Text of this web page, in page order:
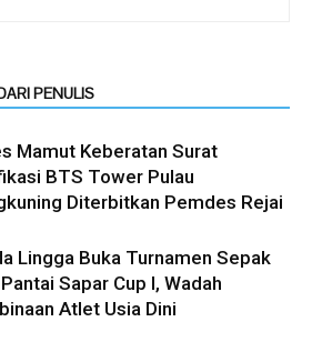
PENULIS
Mamut Keberatan Surat
BTS Tower Pulau
Diterbitkan Pemdes Rejai
Lingga Buka Turnamen Sepak
Sapar Cup I, Wadah
Atlet Usia Dini